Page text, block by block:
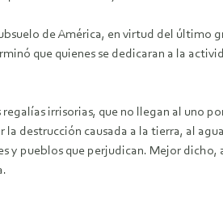
de América, en virtud del último
que quienes se dedicaran a la
irrisorias, que no llegan al
destrucción causada a la tierra, al
y pueblos que perjudican. Mejor